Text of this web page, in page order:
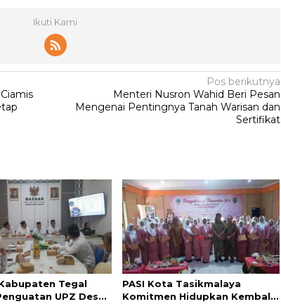
Ikuti Kami
Pos berikutnya
Menteri Nusron Wahid Beri Pesan
Mengenai Pentingnya Tanah Warisan dan
Sertifikat
Tegal
UPZ Desa
PASI Kota Tasikmalaya
Komitmen Hidupkan Kembali